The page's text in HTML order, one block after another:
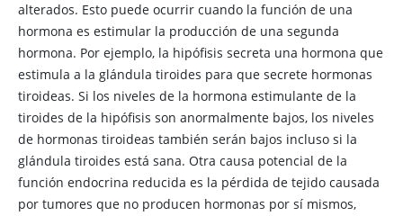
alterados. Esto puede ocurrir cuando la función de una
hormona es estimular la producción de una segunda
hormona. Por ejemplo, la hipófisis secreta una hormona que
estimula a la glándula tiroides para que secrete hormonas
tiroideas. Si los niveles de la hormona estimulante de la
tiroides de la hipófisis son anormalmente bajos, los niveles
de hormonas tiroideas también serán bajos incluso si la
glándula tiroides está sana. Otra causa potencial de la
función endocrina reducida es la pérdida de tejido causada
por tumores que no producen hormonas por sí mismos,